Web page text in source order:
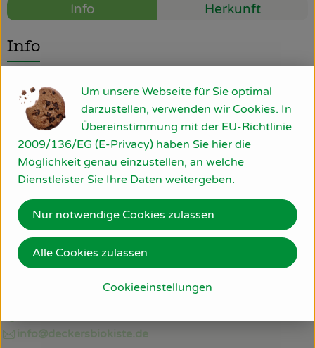
Firmenkunden
Schulen & Kitas
Über uns
Blog
Rezepte
Info Herkunft
Info
Produktinformationen
Herkunft
Deutschland
Du hast eine Frage? Wir helfen gerne:
76534 Baden-Baden
info@deckersbiokiste.de
Um unsere Webseite für Sie optimal
darzustellen, verwenden wir Cookies. In
Übereinstimmung mit der EU-Richtlinie
2009/136/EG (E-Privacy) haben Sie hier die
Möglichkeit genau einzustellen, an welche
Dienstleister Sie Ihre Daten weitergeben.
Cookieeinstellungen
Nur notwendige Cookies zulassen
Alle Cookies zulassen